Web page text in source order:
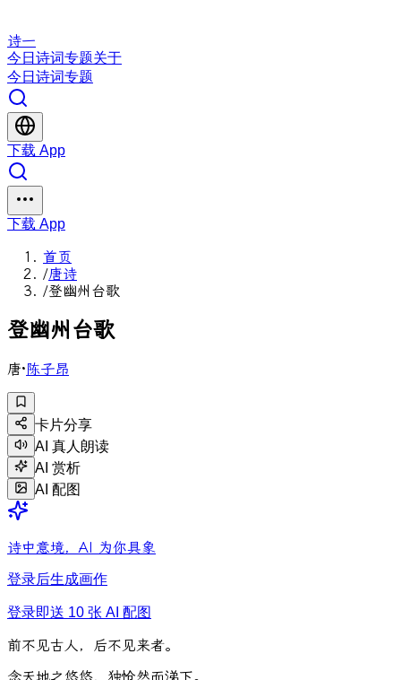
诗一
今日 诗词专题关于
今日 诗词专题
下载 App
下载 App
首页
/唐诗
/登幽州台歌
登幽州 台歌
唐·陈子昂
卡片分享
AI 真人朗读
AI 赏析
AI 配图
诗中意境，AI 为你具象
登录后生成画作
登录即送 10 张 AI 配图
前不见古人， 后不见来者。